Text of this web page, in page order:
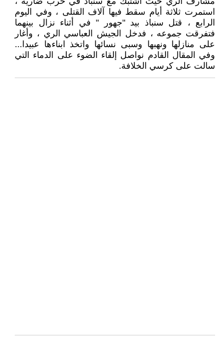
استمرت ثلاثة أيام سقط فيها آلاف القتلى ، وفي اليوم
الرابع ، قتل سنباذ بيد "جهور " في أثناء نزال بينهما
فتفرقت جموعه ، فدخل الجيش العباسي الري ، وأغار
على منازلها ونهبها وسبى نسائها واتخذ ابناءها عبيدا...
وفي المقال القادم نواصل إلقاء الضوء على الدماء التي
سالت على كرسي الخلافة.